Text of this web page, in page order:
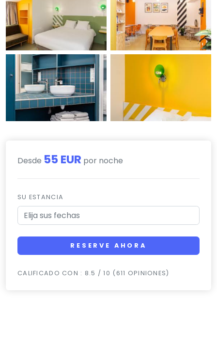
Desde 55 EUR por noche
SU ESTANCIA
RESERVE AHORA
CALIFICADO CON : 8.5 / 10 (611 OPINIONES)